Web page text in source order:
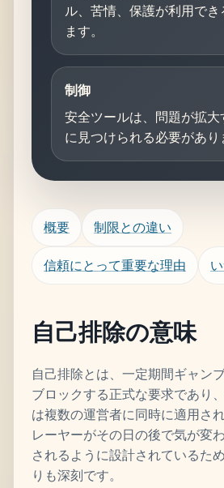
ル、苦情、保護が利用でき
ます。
制御
安全ツールは、問題が拡
に見つけられる必要があり
概要 制限との違い
信頼にとって重要な理由
自己排除の意味
自己排除とは、一定期間ギャン
ブロックする正式な要求であり
は複数の運営者に同時に適用さ
レーヤーがその日の後で気が変
されるように設計されているた
りも深刻です。